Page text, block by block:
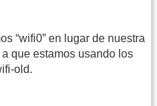
“wifi0” en lugar de nuestra
a que estamos usando los
old.